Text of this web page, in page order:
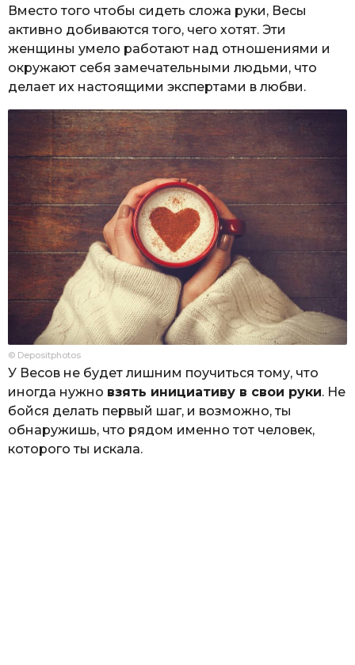
Вместо того чтобы сидеть сложа руки, Весы
активно добиваются того, чего хотят. Эти
женщины умело работают над отношениями и
окружают себя замечательными людьми, что
делает их настоящими экспертами в любви.
© Depositphotos
У Весов не будет лишним поучиться тому, что
иногда нужно взять инициативу в свои руки. Не
бойся делать первый шаг, и возможно, ты
обнаружишь, что рядом именно тот человек,
которого ты искала.